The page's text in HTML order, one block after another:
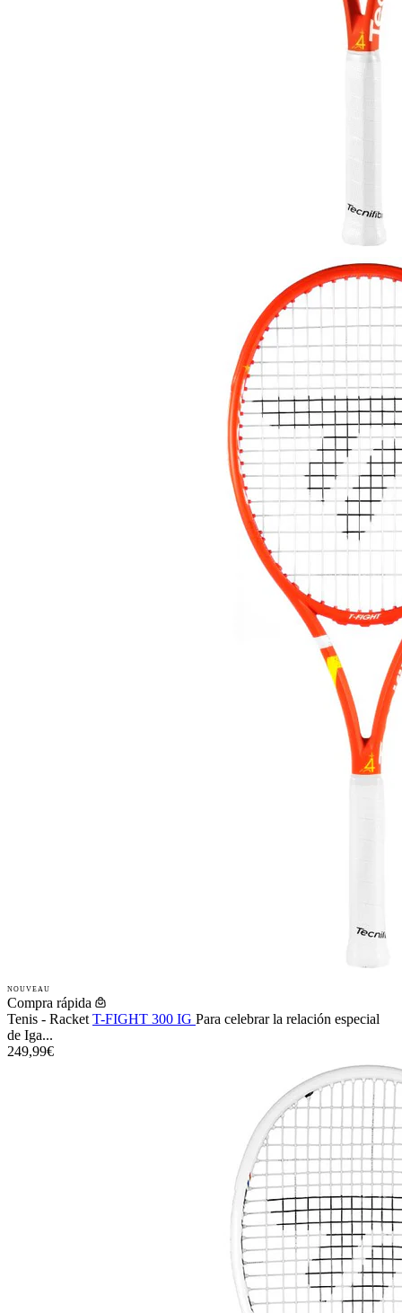
NOUVEAU
Compra rápida
Tenis - Racket T-FIGHT 300 IG Para celebrar la relación especial
de Iga...
249,99€